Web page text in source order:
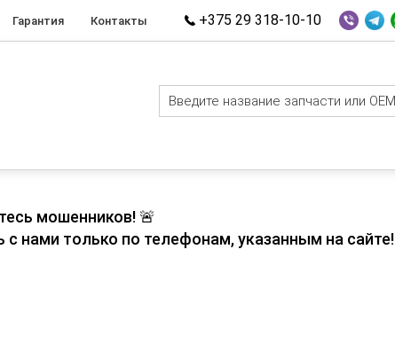
Гарантия Контакты +375 29 318-10-10
мошенников! 🚨
нами только по телефонам, указанным на сайте!